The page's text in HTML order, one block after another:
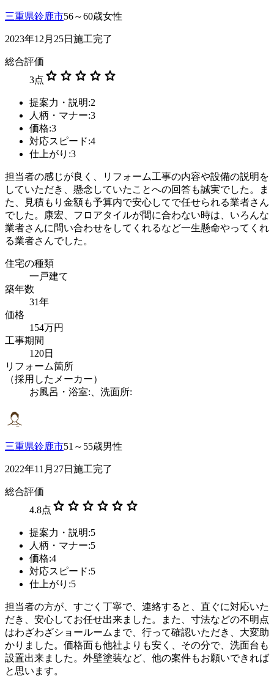
三重県鈴鹿市56～60歳女性
2023年12月25日施工完了
総合評価
3点 star star star star star
提案力・説明:2
人柄・マナー:3
価格:3
対応スピード:4
仕上がり:3
担当者の感じが良く、リフォーム工事の内容や設備の説明を
していただき、懸念していたことへの回答も誠実でした。ま
た、見積もり金額も予算内で安心してで任せられる業者さん
でした。康宏、フロアタイルが間に合わない時は、いろんな
業者さんに問い合わせをしてくれるなど一生懸命やってくれ
る業者さんでした。
住宅の種類
一戸建て
築年数
31年
価格
154万円
工事期間
120日
リフォーム箇所
（採用したメーカー）
お風呂・浴室:、洗面所:
三重県鈴鹿市51～55歳男性
2022年11月27日施工完了
総合評価
4.8点 star star star star star star
提案力・説明:5
人柄・マナー:5
価格:4
対応スピード:5
仕上がり:5
担当者の方が、すごく丁寧で、連絡すると、直ぐに対応いた
だき、安心してお任せ出来ました。また、寸法などの不明点
はわざわざショールームまで、行って確認いただき、大変助
かりました。価格面も他社よりも安く、その分で、洗面台も
設置出来ました。外壁塗装など、他の案件もお願いできれば
と思います。